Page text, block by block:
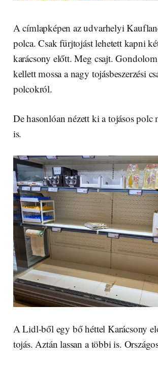
A címlapképen az udvarhelyi
polca. Csak fürjtojást lehetett kapni
karácsony előtt. Meg csajt.
kellett mossa a nagy tojásbeszerzési
polcokról.
De hasonlóan nézett ki a tojásos polc
is.
A Lidl-ből egy bő héttel Karácsony
tojás. Aztán lassan a többi is.